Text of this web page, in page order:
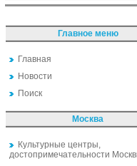
Главное меню
Главная
Новости
Поиск
Москва
Культурные центры,
достопримечательности